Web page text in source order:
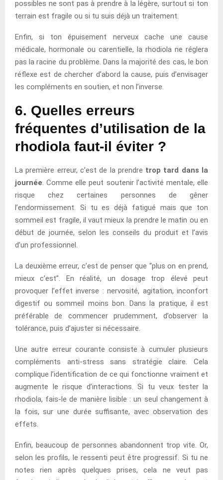
possibles ne sont pas à prendre à la légère, surtout si ton
terrain est fragile ou si tu suis déjà un traitement.
Enfin, si ton épuisement nerveux cache une cause
médicale, hormonale ou carentielle, la rhodiola ne réglera
pas la racine du problème. Dans la majorité des cas, le bon
réflexe est de chercher d’abord la cause, puis d’envisager
les compléments en soutien, et non l’inverse.
6. Quelles erreurs
fréquentes d’utilisation de la
rhodiola faut-il éviter ?
La première erreur, c’est de la prendre trop tard dans la
journée . Comme elle peut soutenir l’activité mentale, elle
risque chez certaines personnes de gêner
l’endormissement. Si tu es déjà fatigué mais que ton
sommeil est fragile, il vaut mieux la prendre le matin ou en
début de journée, selon les conseils du produit et l’avis
d’un professionnel.
La deuxième erreur, c’est de penser que “plus on en prend,
mieux c’est”. En réalité, un dosage trop élevé peut
provoquer l’effet inverse : nervosité, agitation, inconfort
digestif ou sommeil moins bon. Dans la pratique, il est
préférable de commencer prudemment, d’observer la
tolérance, puis d’ajuster si nécessaire.
Une autre erreur courante consiste à cumuler plusieurs
compléments anti-stress sans stratégie claire. Cela
complique l’identification de ce qui fonctionne vraiment et
augmente le risque d’interactions. Si tu veux tester la
rhodiola, fais-le de manière lisible : un seul changement à
la fois, sur une durée suffisante, avec observation des
effets.
Enfin, beaucoup de personnes abandonnent trop vite. Or,
selon les profils, le ressenti peut être progressif. Si tu ne
notes rien après quelques prises, cela ne veut pas